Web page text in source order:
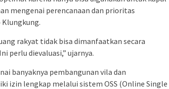
mengenai perencanaan dan prioritas
rakyat tidak bisa dimanfaatkan secara
perlu dievaluasi,” ujarnya.
banyaknya pembangunan vila dan
izin lengkap melalui sistem OSS (Online Single